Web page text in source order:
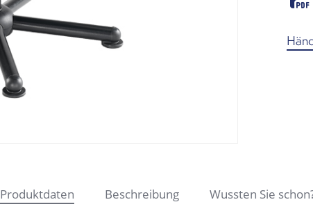
Produktdaten Beschreibung Wussten Sie